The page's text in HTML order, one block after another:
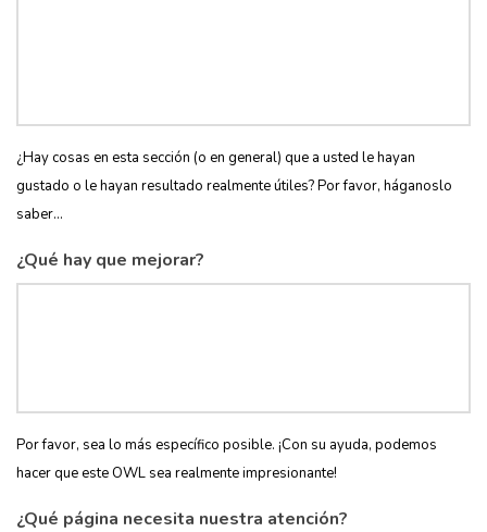
¿Hay cosas en esta sección (o en general) que a usted le hayan
gustado o le hayan resultado realmente útiles? Por favor, háganoslo
saber...
¿Qué hay que mejorar?
Por favor, sea lo más específico posible. ¡Con su ayuda, podemos
hacer que este OWL sea realmente impresionante!
¿Qué página necesita nuestra atención?